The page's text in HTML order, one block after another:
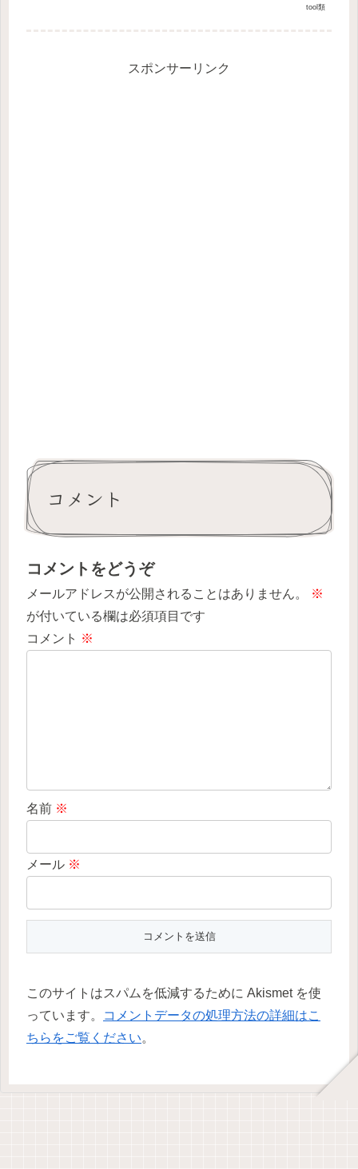
tool類
スポンサーリンク
コメント
コメントをどうぞ
メールアドレスが公開されることはありません。
※
が付いている欄は必須項目です
コメント ※
名前 ※
メール ※
このサイトはスパムを低減するために Akismet を使
っています。
コメントデータの処理方法の詳細はこ
ちらをご覧ください。